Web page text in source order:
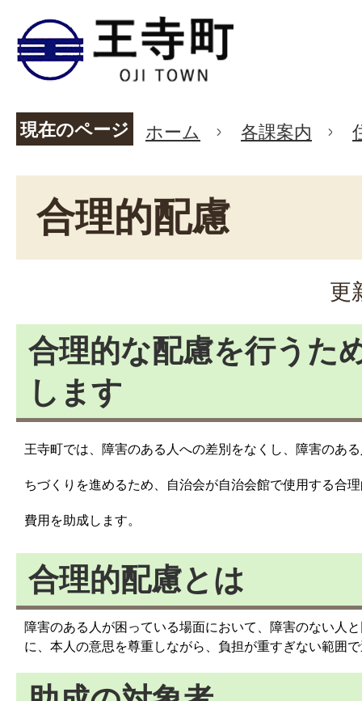
現在のページ ホーム 各課案内
合理的配慮
更
合理的な配慮を行うた
します
王寺町では、障害のある人への差別をなくし、障害のあ
ちづくりを進めるため、自治会が自治会館で使用する合
費用を助成します。
合理的配慮とは
障害のある人が困っている場面において、障害のない人
に、本人の意思を尊重しながら、負担が重すぎない範囲